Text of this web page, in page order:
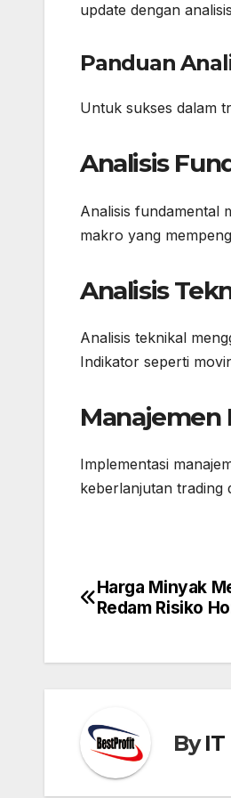
update dengan
Panduan
Untuk sukses dalam
Analisis
Analisis fundamental
makro yang
Analisis
Analisis teknikal
Indikator seperti
Manajemen
Implementasi
keberlanjutan trading
Post
navigation
Harga Minyak
Redam Risiko
ByIT